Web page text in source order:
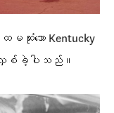
ဆုံးသော Kentucky
လှစ်ခဲ့ပါသည်။